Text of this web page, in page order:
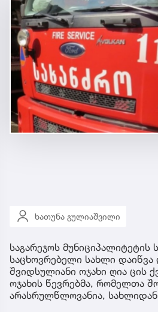
ხათუნა გულიაშვილი
საგარეჯოს
საცხოვრებელი სახლი დაიწვა
შვიდსულიანი ოჯახი ღია ცის
ოჯახის წევრებმა, რომელთა
არასრულწლოვანია,